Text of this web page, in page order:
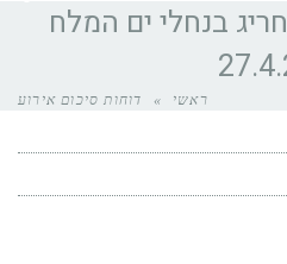
בנחלי ים המלח
ראשי » דוחות סיכום אירוע